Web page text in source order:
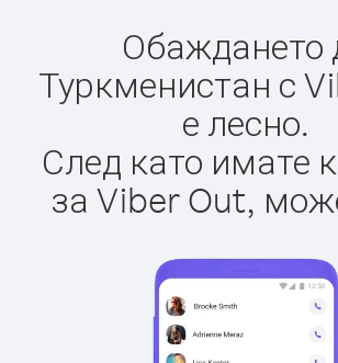
Обаждането
Туркменистан с
е лесно.
След като имате
за Viber Out,